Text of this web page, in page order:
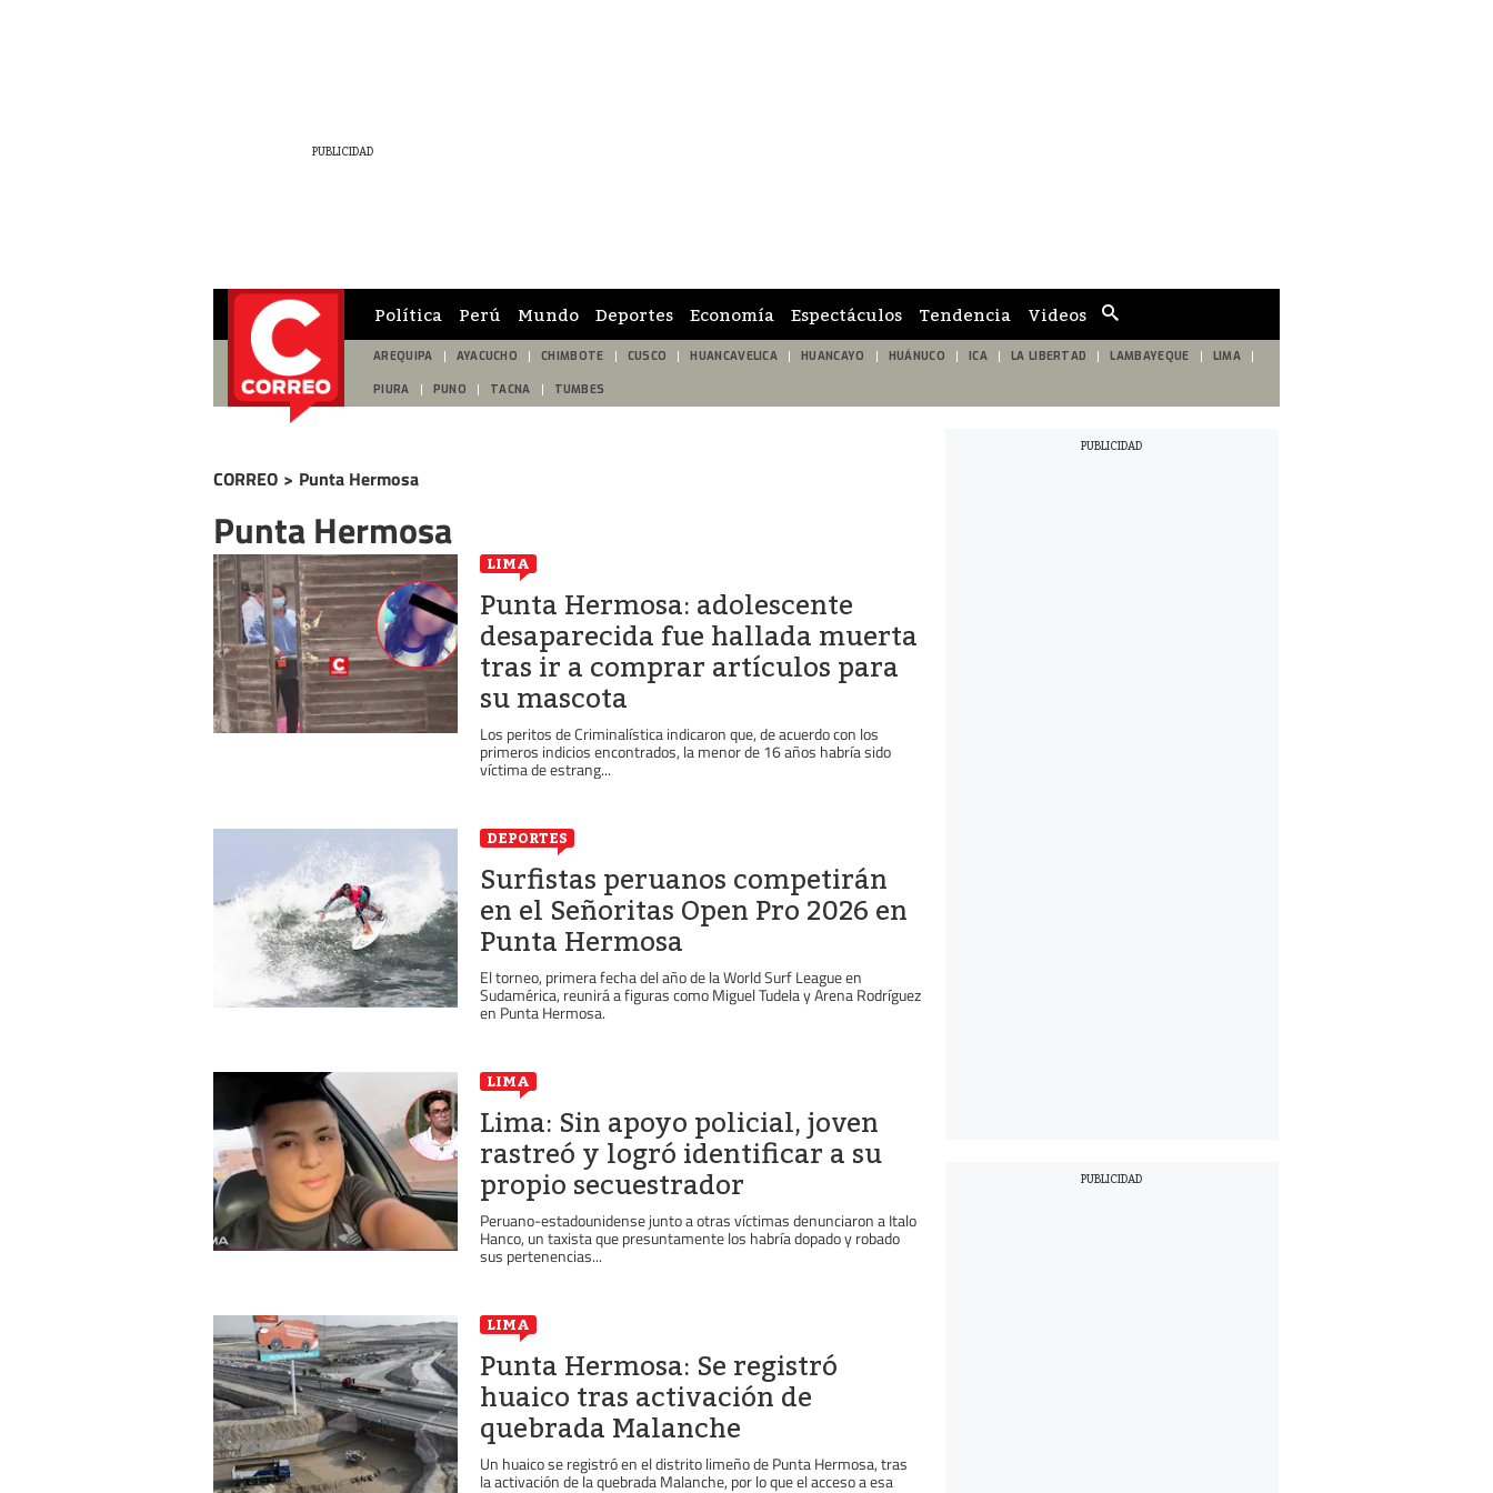
de
búsqueda
Política Perú Mundo Deportes Economía Espectáculos Tendencia Videos
AREQUIPA AYACUCHO CHIMBOTE CUSCO HUANCAVELICA HUANCAYO HUÁNUCO ICA LA LIBERTAD LAMBAYEQUE LIMA
PIURA PUNO TACNA TUMBES
CORREO > Punta Hermosa
Punta Hermosa
LIMA
Punta Hermosa: adolescente
desaparecida fue hallada muerta
tras ir a comprar artículos para
su mascota
Los peritos de Criminalística indicaron que, de acuerdo con los
primeros indicios encontrados, la menor de 16 años habría sido
víctima de estrang...
DEPORTES
Surfistas peruanos competirán
en el Señoritas Open Pro 2026 en
Punta Hermosa
El torneo, primera fecha del año de la World Surf League en
Sudamérica, reunirá a figuras como Miguel Tudela y Arena Rodríguez
en Punta Hermosa.
LIMA
Lima: Sin apoyo policial, joven
rastreó y logró identificar a su
propio secuestrador
Peruano-estadounidense junto a otras víctimas denunciaron a Italo
Hanco, un taxista que presuntamente los habría dopado y robado
sus pertenencias...
LIMA
Punta Hermosa: Se registró
huaico tras activación de
quebrada Malanche
Un huaico se registró en el distrito limeño de Punta Hermosa, tras
la activación de la quebrada Malanche, por lo que el acceso a esa